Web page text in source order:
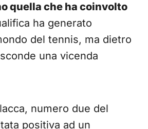
quella che ha coinvolto
ha generato
del tennis, ma dietro
una vicenda
numero due del
positiva ad un